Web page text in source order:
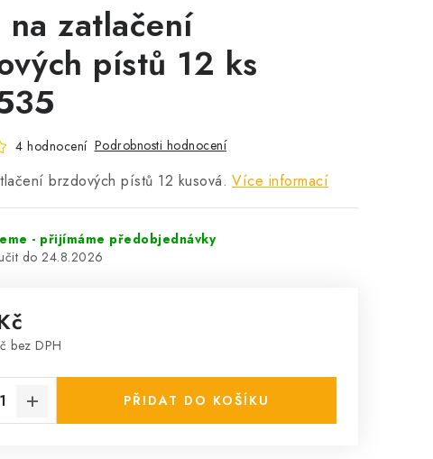
na zatlačení
pístů 12 ks
4 hodnocení Podrobnosti hodnocení
brzdových pístů 12 kusová. Více informací
- přijímáme předobjednávky
24.8.2026
bez DPH
PŘIDAT DO KOŠÍKU